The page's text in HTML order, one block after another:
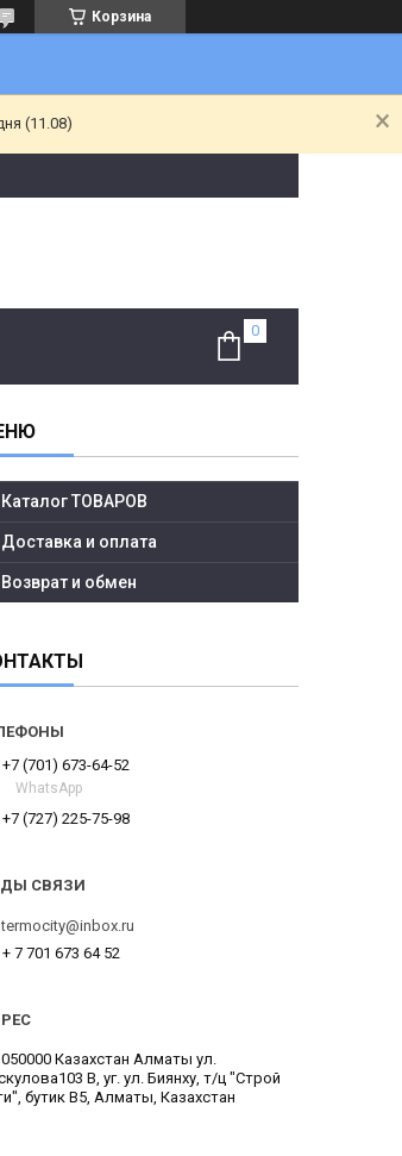
Корзина
(11.08)
Каталог ТОВАРОВ
Доставка и оплата
Возврат и обмен
+7 (701) 673-64-52
WhatsApp
+7 (727) 225-75-98
termocity@inbox.ru
+ 7 701 673 64 52
050000 Казахстан Алматы ул.
В, уг. ул. Биянху, т/ц "Строй
бутик В5, Алматы, Казахстан